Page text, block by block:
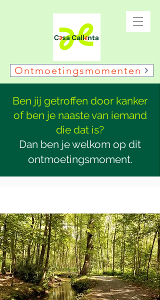
Ontmoetingsmomenten
Ben jij getroffen door kanker
of ben je naaste van iemand
die dat is?
Dan ben je welkom op dit
ontmoetingsmoment.